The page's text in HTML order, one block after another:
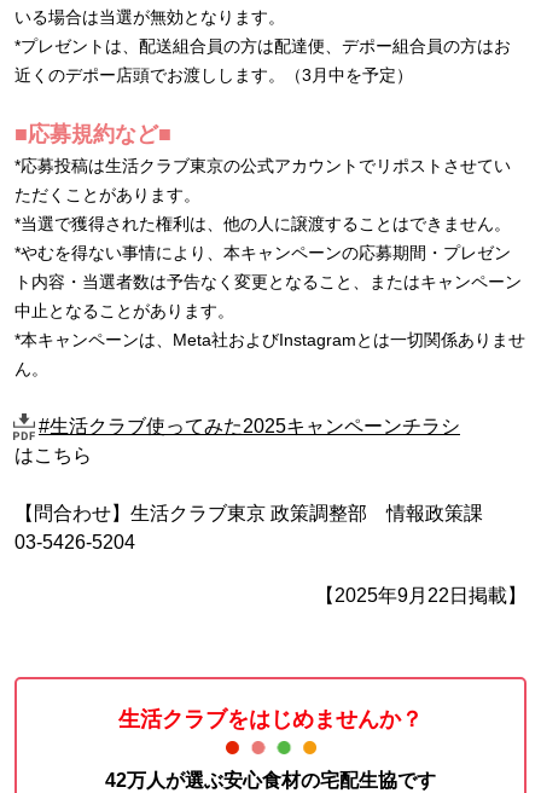
いる場合は当選が無効となります。
*プレゼントは、配送組合員の方は配達便、デポー組合員の方はお
近くのデポー店頭でお渡しします。（3月中を予定）
■応募規約など■
*応募投稿は生活クラブ東京の公式アカウントでリポストさせてい
ただくことがあります。
*当選で獲得された権利は、他の人に譲渡することはできません。
*やむを得ない事情により、本キャンペーンの応募期間・プレゼン
ト内容・当選者数は予告なく変更となること、またはキャンペーン
中止となることがあります。
*本キャンペーンは、Meta社およびInstagramとは一切関係ありませ
ん。
#生活クラブ使ってみた2025キャンペーンチラシ
はこちら
【問合わせ】生活クラブ東京 政策調整部 情報政策課
03-5426-5204
【2025年9月22日掲載】
生活クラブをはじめませんか？
42万人が選ぶ安心食材の宅配生協です